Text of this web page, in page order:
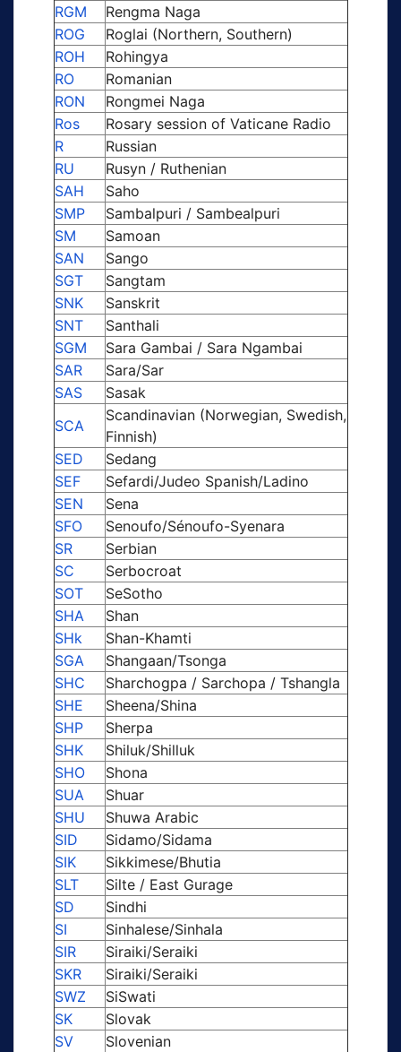
RGM
Rengma Naga
ROG
Roglai (Northern, Southern)
ROH
Rohingya
RO
Romanian
RON
Rongmei Naga
Ros
Rosary session of Vaticane Radio
R
Russian
RU
Rusyn / Ruthenian
SAH
Saho
SMP
Sambalpuri / Sambealpuri
SM
Samoan
SAN
Sango
SGT
Sangtam
SNK
Sanskrit
SNT
Santhali
SGM
Sara Gambai / Sara Ngambai
SAR
Sara/Sar
SAS
Sasak
SCA
Scandinavian (Norwegian, Swedish,
Finnish)
SED
Sedang
SEF
Sefardi/Judeo Spanish/Ladino
SEN
Sena
SFO
Senoufo/Sénoufo-Syenara
SR
Serbian
SC
Serbocroat
SOT
SeSotho
SHA
Shan
SHk
Shan-Khamti
SGA
Shangaan/Tsonga
SHC
Sharchogpa / Sarchopa / Tshangla
SHE
Sheena/Shina
SHP
Sherpa
SHK
Shiluk/Shilluk
SHO
Shona
SUA
Shuar
SHU
Shuwa Arabic
SID
Sidamo/Sidama
SIK
Sikkimese/Bhutia
SLT
Silte / East Gurage
SD
Sindhi
SI
Sinhalese/Sinhala
SIR
Siraiki/Seraiki
SKR
Siraiki/Seraiki
SWZ
SiSwati
SK
Slovak
SV
Slovenian